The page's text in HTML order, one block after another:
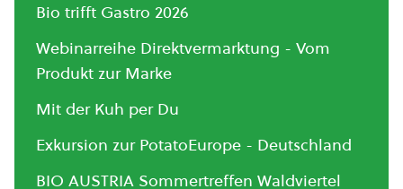
Bio trifft Gastro 2026
Webinarreihe Direktvermarktung - Vom
Produkt zur Marke
Mit der Kuh per Du
Exkursion zur PotatoEurope - Deutschland
BIO AUSTRIA Sommertreffen Waldviertel